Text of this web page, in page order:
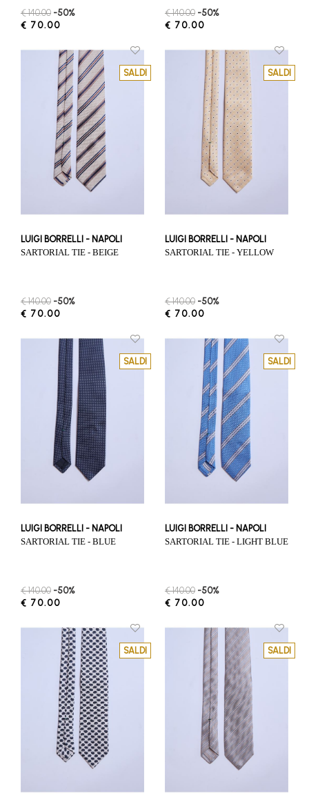
€ 140.00 -50%
€ 70.00
€ 140.00 -50%
€ 70.00
SALDI
LUIGI BORRELLI - NAPOLI
SARTORIAL TIE - BEIGE
€ 140.00 -50%
€ 70.00
SALDI
LUIGI BORRELLI - NAPOLI
SARTORIAL TIE - YELLOW
€ 140.00 -50%
€ 70.00
SALDI
LUIGI BORRELLI - NAPOLI
SARTORIAL TIE - BLUE
€ 140.00 -50%
€ 70.00
SALDI
LUIGI BORRELLI - NAPOLI
SARTORIAL TIE - LIGHT BLUE
€ 140.00 -50%
€ 70.00
SALDI SALDI